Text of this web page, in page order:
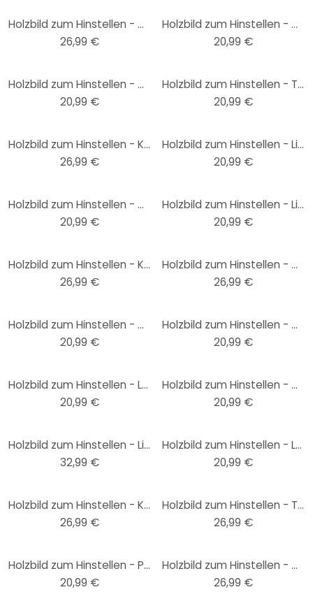
Holzbild zum Hinstellen - Confetti & Cream - Hakuna Matata - 15x15 cm
26,99 €
Holzbild zum Hinstellen - Wir sind hier nicht bei wünsch dir was, sondern bei so isses - 15x15 cm
20,99 €
Holzbild zum Hinstellen - Moin mit Boot - 15x15 cm
20,99 €
Holzbild zum Hinstellen - The World is a book - 15x15 cm
20,99 €
Holzbild zum Hinstellen - Kubistika - Schwarze Blume - 15x15 cm
26,99 €
Holzbild zum Hinstellen - Life is better with a dog - 15x15 cm
20,99 €
Holzbild zum Hinstellen - Moin mit Anker - 15x15 cm
20,99 €
Holzbild zum Hinstellen - Life is better with a cat - 15x15 cm
20,99 €
Holzbild zum Hinstellen - Kubistika - Wintermorgen - 15x15 cm
26,99 €
Holzbild zum Hinstellen - Confetti & Cream - All of me loves all of you - 15x15 cm
26,99 €
Holzbild zum Hinstellen - Grammatik - Travel - 15x15 cm
20,99 €
Holzbild zum Hinstellen - Do all things with love - 15x15 cm
20,99 €
Holzbild zum Hinstellen - Laugh - 15x15 cm
20,99 €
Holzbild zum Hinstellen - Drink more wine - 15x15 cm
20,99 €
Holzbild zum Hinstellen - Line Art - Liebespaar Händchen haltend - Lizde - 15x15 cm
32,99 €
Holzbild zum Hinstellen - Love - 15x15 cm
20,99 €
Holzbild zum Hinstellen - Kleine Blumen in Peach-Farben - Kubistika - 15x15 cm
26,99 €
Holzbild zum Hinstellen - Tohmé - Pulp Fiction - 15x15 cm
26,99 €
Holzbild zum Hinstellen - Prada Marfa - 15x15 cm
20,99 €
Holzbild zum Hinstellen - Graves - Are you asleep yet - 15x15 cm
26,99 €